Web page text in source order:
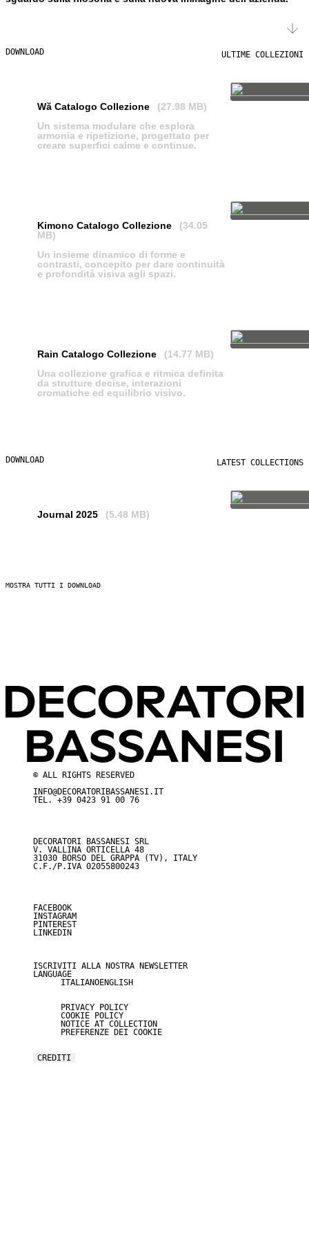
DOWNLOAD ULTIME COLLEZIONI
Wă Catalogo Collezione
(27.98 MB)
Un sistema modulare che esplora
armonia e ripetizione, progettato per
creare superfici calme e continue.
Kimono Catalogo Collezione
(34.05
MB)
Un insieme dinamico di forme e
contrasti, concepito per dare continuità
e profondità visiva agli spazi.
Rain Catalogo Collezione
(14.77 MB)
Una collezione grafica e ritmica definita
da strutture decise, interazioni
cromatiche ed equilibrio visivo.
DOWNLOAD LATEST COLLECTIONS
Journal 2025 (5.48 MB)
MOSTRA TUTTI I DOWNLOAD
© ALL RIGHTS RESERVED
INFO@DECORATORIBASSANESI.IT
TEL. +39 0423 91 00 76
DECORATORI BASSANESI SRL
V. VALLINA ORTICELLA 48
31030 BORSO DEL GRAPPA (TV), ITALY
C.F./P.IVA 02055800243
FACEBOOK
INSTAGRAM
PINTEREST
LINKEDIN
ISCRIVITI ALLA NOSTRA NEWSLETTER
LANGUAGE
ITALIANOENGLISH
PRIVACY POLICY
COOKIE POLICY
NOTICE AT COLLECTION
PREFERENZE DEI COOKIE
CREDITI